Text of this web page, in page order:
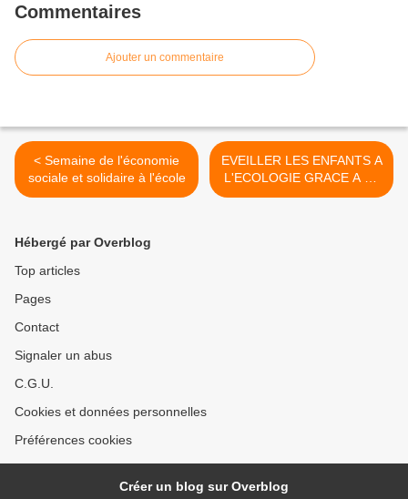
Commentaires
Ajouter un commentaire
< Semaine de l'économie
sociale et solidaire à l'école
EVEILLER LES ENFANTS A
L'ECOLOGIE GRACE A LA
DECOUVERTE DE LA
Hébergé par Overblog
Top articles
Pages
Contact
Signaler un abus
C.G.U.
Cookies et données personnelles
Préférences cookies
Créer un blog sur Overblog